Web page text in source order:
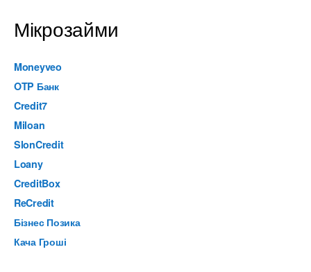
Мікрозайми
Moneyveo
OTP Банк
Credit7
Miloan
SlonCredit
Loany
CreditBox
ReCredit
Бізнес Позика
Кача Гроші